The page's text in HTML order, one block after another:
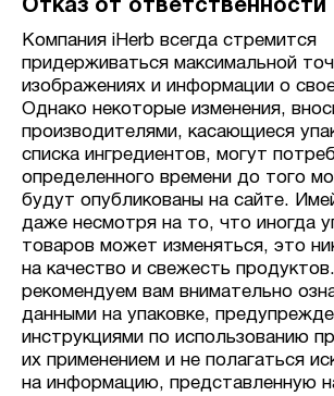
Отказ от ответственности
Компания iHerb всегда стремится
придерживаться максимальной
изображениях и информации о
Однако некоторые изменения,
производителями, касающиеся
списка ингредиентов, могут
определенного времени до того
будут опубликованы на сайте.
даже несмотря на то, что иногда
товаров может изменяться, это
на качество и свежесть
рекомендуем вам внимательно
данными на упаковке,
инструкциями по использованию
их применением и не полагаться
на информацию, представленную